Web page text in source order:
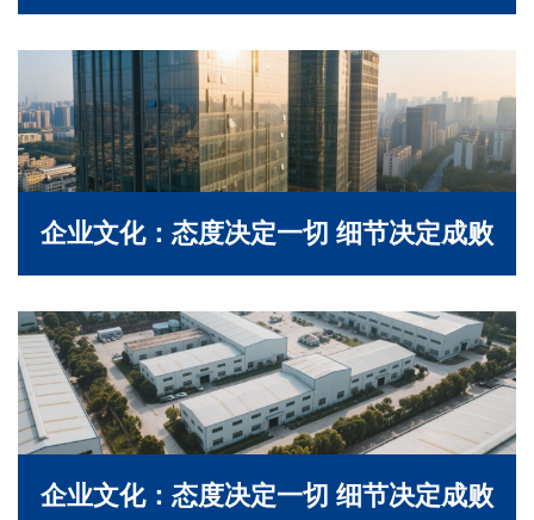
企业文化：态度决定一切 细节决定成败
企业文化：态度决定一切 细节决定成败